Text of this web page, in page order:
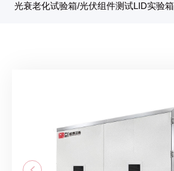
光衰老化试验箱/光伏组件测试LID实验箱